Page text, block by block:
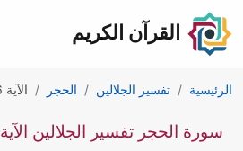
القرآن الكريم
الرئيسية تفسير الجلالين الحجر الآية 16
سورة الحجر تفسير الجلالين الآية 16